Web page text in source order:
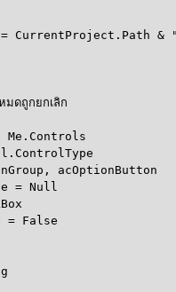
= CurrentProject.Path
มดถูกยกเลิก
acOptionButton
Null